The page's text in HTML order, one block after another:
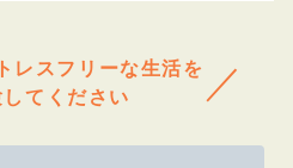
レスフリーな生活を
てください
／